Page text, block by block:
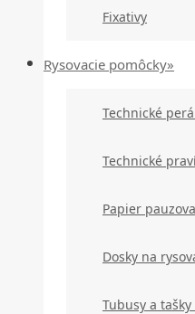
Fixativy
Rysovacie pomôcky»
Technické
Technické
Papier
Dosky na
Tubusy a